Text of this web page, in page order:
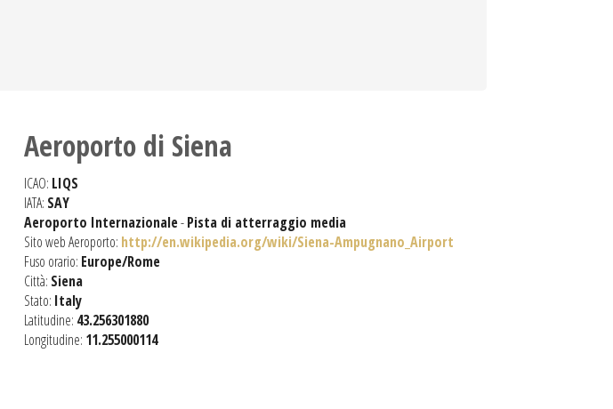
Aeroporto di Siena
ICAO: LIQS
IATA: SAY
Aeroporto Internazionale-Pista di atterraggio media
Sito web Aeroporto: http://en.wikipedia.org/wiki/Siena-Ampugnano_Airport
Fuso orario: Europe/Rome
Città: Siena
Stato: Italy
Latitudine: 43.256301880
Longitudine: 11.255000114